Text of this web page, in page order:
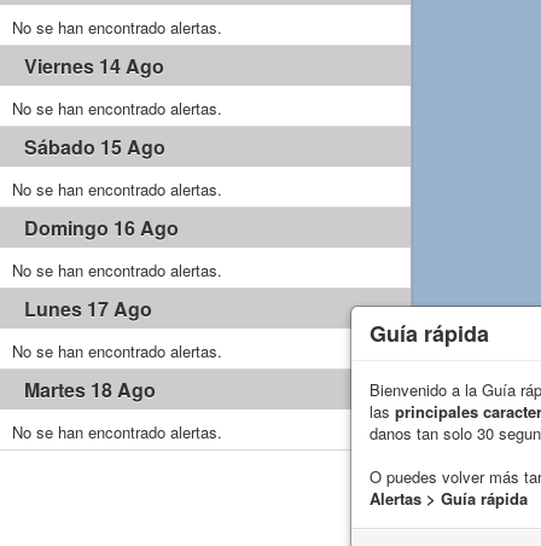
No se han encontrado alertas.
Viernes 14 Ago
No se han encontrado alertas.
Sábado 15 Ago
No se han encontrado alertas.
Domingo 16 Ago
No se han encontrado alertas.
Lunes 17 Ago
No se han encontrado alertas.
Martes 18 Ago
No se han encontrado alertas.
Guía rápida
Bienvenido a la Guía
las principales
danos tan solo 30
O puedes volver más
Alertas > Guía rápida